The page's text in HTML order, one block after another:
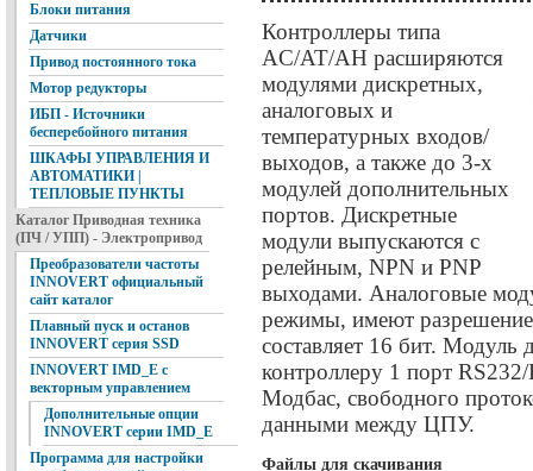
Блоки питания
Датчики
Привод постоянного тока
Мотор редукторы
ИБП - Источники
бесперебойного питания
ШКАФЫ УПРАВЛЕНИЯ И
АВТОМАТИКИ |
ТЕПЛОВЫЕ ПУНКТЫ
Каталог Приводная техника
(ПЧ / УПП) - Электропривод
Преобразователи частоты
INNOVERT официальный
сайт каталог
Плавный пуск и останов
INNOVERT серия SSD
INNOVERT IMD_E с
векторным управлением
Дополнительные опции
INNOVERT серии IMD_E
Программа для настройки
Контроллеры типа
AC/AT/AH расширяются
модулями дискретных,
аналоговых и
температурных входов/
выходов, а также до 3-х
модулей дополнительных
портов. Дискретные
модули выпускаются с
релейным, NPN и PNP
выходами. Аналоговые
режимы, имеют
составляет 16 бит. Модуль
контроллеру 1 порт
Модбас, свободного
данными между ЦПУ.
Файлы для скачивания